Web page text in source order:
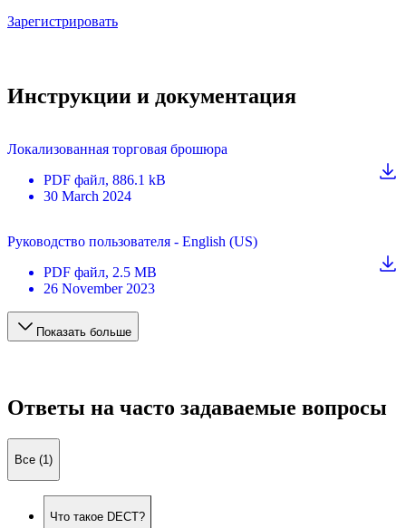
Зарегистрировать
Инструкции и документация
Локализованная торговая брошюра
PDF файл, 886.1 kB
30 March 2024
Руководство пользователя - English (US)
PDF файл, 2.5 MB
26 November 2023
Показать больше
Ответы на часто задаваемые вопросы
Все (1)
Что такое DECT?